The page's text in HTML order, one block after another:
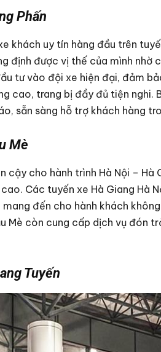
Phấn
khách uy tín hàng đầu trên
định được vị thế của mình
tư vào đội xe hiện đại, đảm
cao, trang bị đầy đủ tiện nghi.
sẵn sàng hỗ trợ khách hàng
Mè
cậy cho hành trình Hà Nội – Hà
Các tuyến xe Hà Giang Hà
đến cho hành khách
Mè còn cung cấp dịch vụ đón
Tuyến